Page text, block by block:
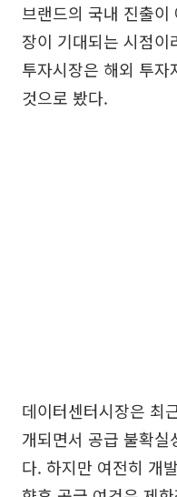
브랜드의 국내 진출
장이 기대되는 시점
투자시장은 해외 투
것으로 봤다.
데이터센터시장은 최
개되면서 공급 불확
다. 하지만 여전히 개